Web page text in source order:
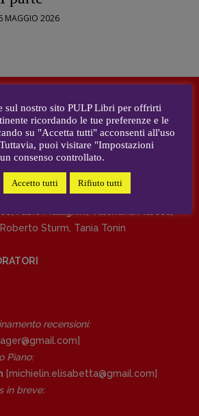
Derobertis , Elio
, Valentina
Michielin,Nicole
Sturm,Tania Tonin
Piano
com]
MAGGIO 2026
Costigliola,Anna da Re
,Fabio Malagnini,Valentina Marcoli,
Roberto Sturm, Tania Tonin
recensioni:
Piano:
[michielin.elisabetta@gmail.com]
in breve:
sul nostro sito PULP Libri per offrirti
ricordando le tue preferenze e le
su "Accetta tutti" acconsenti all'uso
puoi visitare "Impostazioni
consenso controllato.
Accetto tutti Rifiuto tutti